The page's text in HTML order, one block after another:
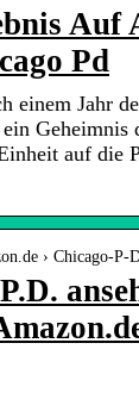
Auf
Pd
einem Jahr
Geheimnis
auf die
› Chicago-P-